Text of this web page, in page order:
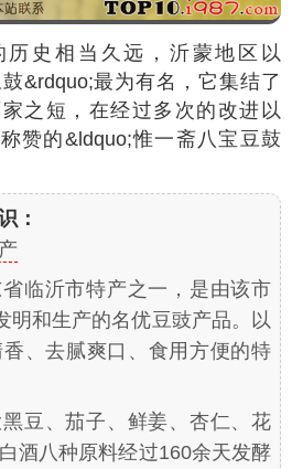
历史相当久远，沂蒙地区以
&rdquo;最为有名，它集结了
之短，在经过多次的改进以
赞的&ldquo;惟一斋八宝豆鼓
：
临沂市特产之一，是由该市
明和生产的名优豆豉产品。以
、去腻爽口、食用方便的特
豆、茄子、鲜姜、杏仁、花
酒八种原料经过160余天发酵